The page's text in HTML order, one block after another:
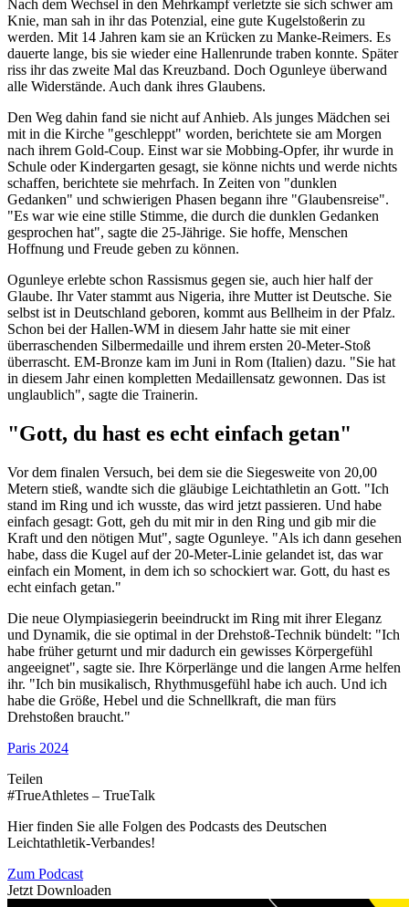
Nach dem Wechsel in den Mehrkampf verletzte sie sich schwer am
Knie, man sah in ihr das Potenzial, eine gute Kugelstoßerin zu
werden. Mit 14 Jahren kam sie an Krücken zu Manke-Reimers. Es
dauerte lange, bis sie wieder eine Hallenrunde traben konnte. Später
riss ihr das zweite Mal das Kreuzband. Doch Ogunleye überwand
alle Widerstände. Auch dank ihres Glaubens.
Den Weg dahin fand sie nicht auf Anhieb. Als junges Mädchen sei
mit in die Kirche "geschleppt" worden, berichtete sie am Morgen
nach ihrem Gold-Coup. Einst war sie Mobbing-Opfer, ihr wurde in
Schule oder Kindergarten gesagt, sie könne nichts und werde nichts
schaffen, berichtete sie mehrfach. In Zeiten von "dunklen
Gedanken" und schwierigen Phasen begann ihre "Glaubensreise".
"Es war wie eine stille Stimme, die durch die dunklen Gedanken
gesprochen hat", sagte die 25-Jährige. Sie hoffe, Menschen
Hoffnung und Freude geben zu können.
Ogunleye erlebte schon Rassismus gegen sie, auch hier half der
Glaube. Ihr Vater stammt aus Nigeria, ihre Mutter ist Deutsche. Sie
selbst ist in Deutschland geboren, kommt aus Bellheim in der Pfalz.
Schon bei der Hallen-WM in diesem Jahr hatte sie mit einer
überraschenden Silbermedaille und ihrem ersten 20-Meter-Stoß
überrascht. EM-Bronze kam im Juni in Rom (Italien) dazu. "Sie hat
in diesem Jahr einen kompletten Medaillensatz gewonnen. Das ist
unglaublich", sagte die Trainerin.
"Gott, du hast es echt einfach getan"
Vor dem finalen Versuch, bei dem sie die Siegesweite von 20,00
Metern stieß, wandte sich die gläubige Leichtathletin an Gott. "Ich
stand im Ring und ich wusste, das wird jetzt passieren. Und habe
einfach gesagt: Gott, geh du mit mir in den Ring und gib mir die
Kraft und den nötigen Mut", sagte Ogunleye. "Als ich dann gesehen
habe, dass die Kugel auf der 20-Meter-Linie gelandet ist, das war
einfach ein Moment, in dem ich so schockiert war. Gott, du hast es
echt einfach getan."
Die neue Olympiasiegerin beeindruckt im Ring mit ihrer Eleganz
und Dynamik, die sie optimal in der Drehstoß-Technik bündelt: "Ich
habe früher geturnt und mir dadurch ein gewisses Körpergefühl
angeeignet", sagte sie. Ihre Körperlänge und die langen Arme helfen
ihr. "Ich bin musikalisch, Rhythmusgefühl habe ich auch. Und ich
habe die Größe, Hebel und die Schnellkraft, die man fürs
Drehstoßen braucht."
Paris 2024
Teilen
#TrueAthletes – TrueTalk
Hier finden Sie alle Folgen des Podcasts des Deutschen
Leichtathletik-Verbandes!
Zum Podcast
Jetzt Downloaden